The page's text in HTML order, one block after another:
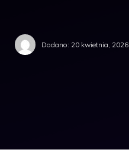
Dodano: 20 kwietnia, 2026